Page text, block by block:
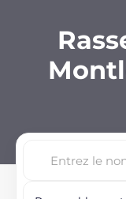
Localisation
Organisateur